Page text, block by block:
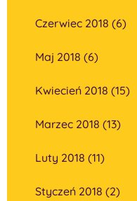
Czerwiec 2018 (6)
Maj 2018 (6)
Kwiecień 2018 (15)
Marzec 2018 (13)
Luty 2018 (11)
Styczeń 2018 (2)